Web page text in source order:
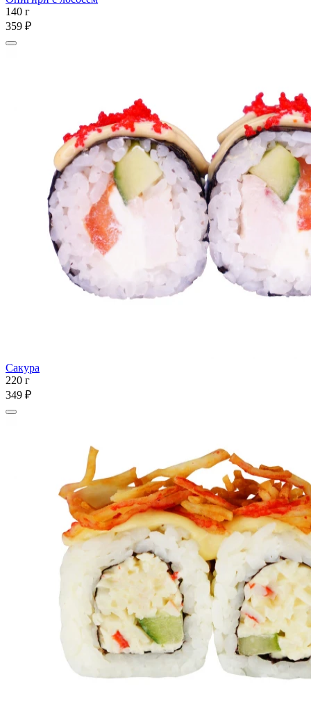
140 г
359 ₽
Сакура
220 г
349 ₽